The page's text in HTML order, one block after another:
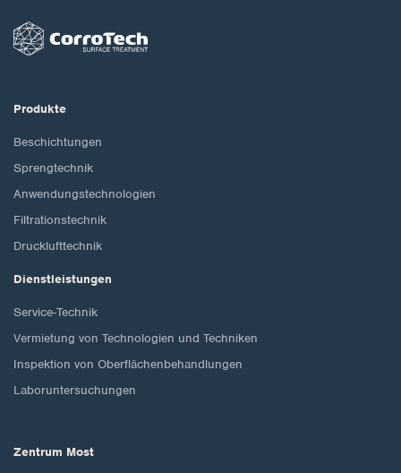
Produkte
Beschichtungen
Sprengtechnik
Anwendungstechnologien
Filtrationstechnik
Drucklufttechnik
Dienstleistungen
Service-Technik
Vermietung von Technologien und Techniken
Inspektion von Oberflächenbehandlungen
Laboruntersuchungen
Zentrum Most